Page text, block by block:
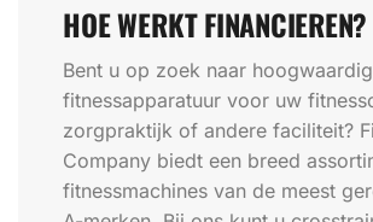
HOE WERKT FINANCIEREN?
Bent u op zoek naar
fitnessapparatuur voor uw
zorgpraktijk of andere faciliteit?
Company biedt een breed
fitnessmachines van de meest